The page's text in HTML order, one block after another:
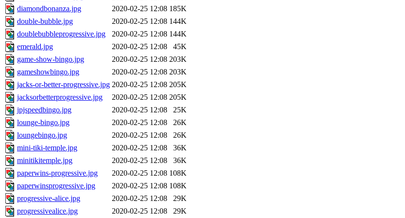
diamondbonanza.jpg
2020-02-25 12:08 185K
double-bubble.jpg
2020-02-25 12:08 144K
doublebubbleprogressive.jpg
2020-02-25 12:08 144K
emerald.jpg
2020-02-25 12:08
45K
game-show-bingo.jpg
2020-02-25 12:08 203K
gameshowbingo.jpg
2020-02-25 12:08 203K
jacks-or-better-progressive.jpg 2020-02-25 12:08 205K
jacksorbetterprogressive.jpg
2020-02-25 12:08 205K
jpjspeedbingo.jpg
2020-02-25 12:08
25K
lounge-bingo.jpg
2020-02-25 12:08
26K
loungebingo.jpg
2020-02-25 12:08
26K
mini-tiki-temple.jpg
2020-02-25 12:08
36K
minitikitemple.jpg
2020-02-25 12:08
36K
paperwins-progressive.jpg
2020-02-25 12:08 108K
paperwinsprogressive.jpg
2020-02-25 12:08 108K
progressive-alice.jpg
2020-02-25 12:08
29K
progressivealice.jpg
2020-02-25 12:08 29K